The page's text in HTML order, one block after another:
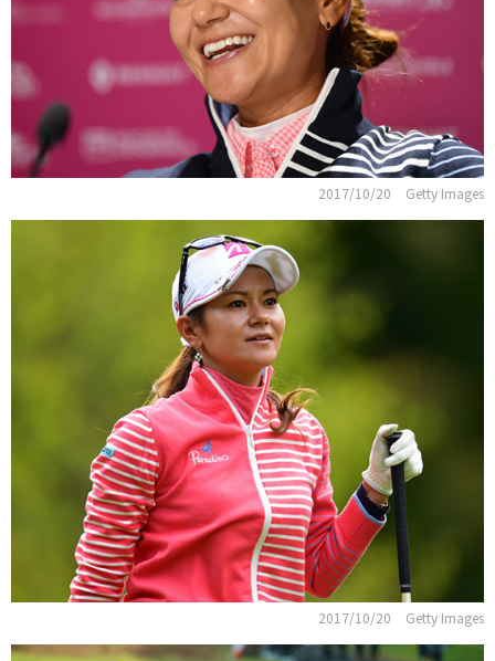
2017/10/20 Getty Images
2017/10/20 Getty Images